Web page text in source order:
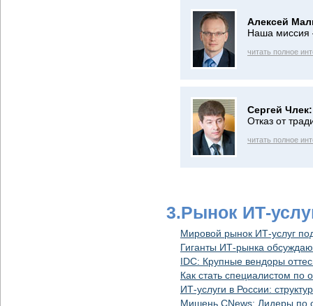
Алексей
Наша миссия
читать полное
Сергей Члек:
Отказ от
читать полное
3.Рынок ИТ-
Мировой рынок ИТ-услуг
Гиганты ИТ-рынка
IDC: Крупные вендоры
Как стать специалистом
ИТ-услуги в России:
Мишень CNews: Лидеры по